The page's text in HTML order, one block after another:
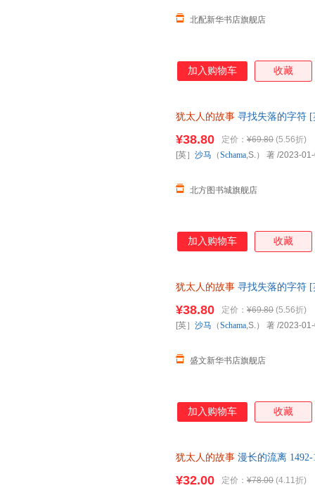
北配新华书店旗舰店
加入购物车 收藏
犹太人的故事 寻找失落的字符 [
85%城市次日送达！
¥38.80 定价： ¥69.80 (5.56折)
北方图书城旗舰店
[英］ 沙马 （Schama,S.） 著 /2023-
加入购物车 收藏
犹太人的故事 寻找失落的字符 [
¥38.80 定价： ¥69.80 (5.56折)
盛文新华书店旗舰店
[英］ 沙马 （Schama,S.） 著 /2023-
加入购物车 收藏
犹太人的故事 漫长的流离
让您购物无忧
¥32.00 定价： ¥78.00 (4.11折)